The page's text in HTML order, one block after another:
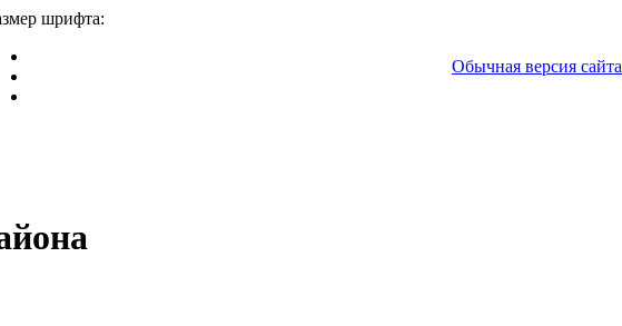
шрифта:
Обычная версия сайта